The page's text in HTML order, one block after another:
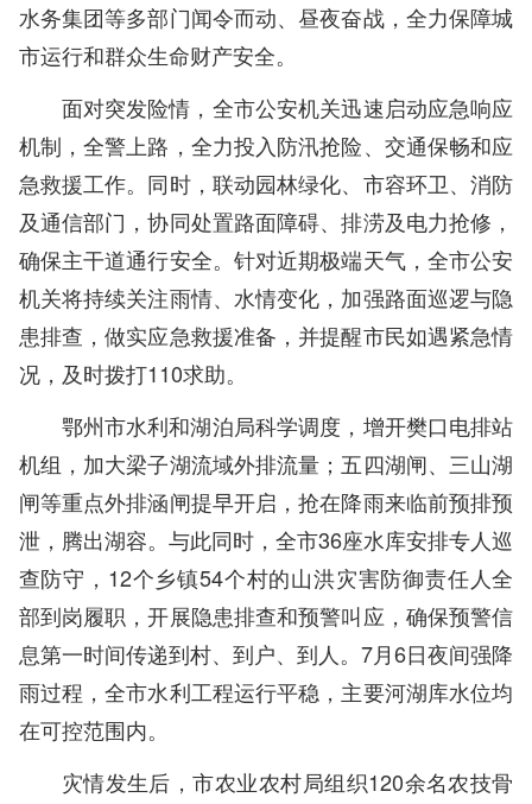
水务集团等多部门闻令而动、昼夜奋战，全力保障城
市运行和群众生命财产安全。
面对突发险情，全市公安机关迅速启动应急响应
机制，全警上路，全力投入防汛抢险、交通保畅和应
急救援工作。同时，联动园林绿化、市容环卫、消防
及通信部门，协同处置路面障碍、排涝及电力抢修，
确保主干道通行安全。针对近期极端天气，全市公安
机关将持续关注雨情、水情变化，加强路面巡逻与隐
患排查，做实应急救援准备，并提醒市民如遇紧急情
况，及时拨打110求助。
鄂州市水利和湖泊局科学调度，增开樊口电排站
机组，加大梁子湖流域外排流量；五四湖闸、三山湖
闸等重点外排涵闸提早开启，抢在降雨来临前预排预
泄，腾出湖容。与此同时，全市36座水库安排专人巡
查防守，12个乡镇54个村的山洪灾害防御责任人全
部到岗履职，开展隐患排查和预警叫应，确保预警信
息第一时间传递到村、到户、到人。7月6日夜间强降
雨过程，全市水利工程运行平稳，主要河湖库水位均
在可控范围内。
灾情发生后，市农业农村局组织120余名农技骨